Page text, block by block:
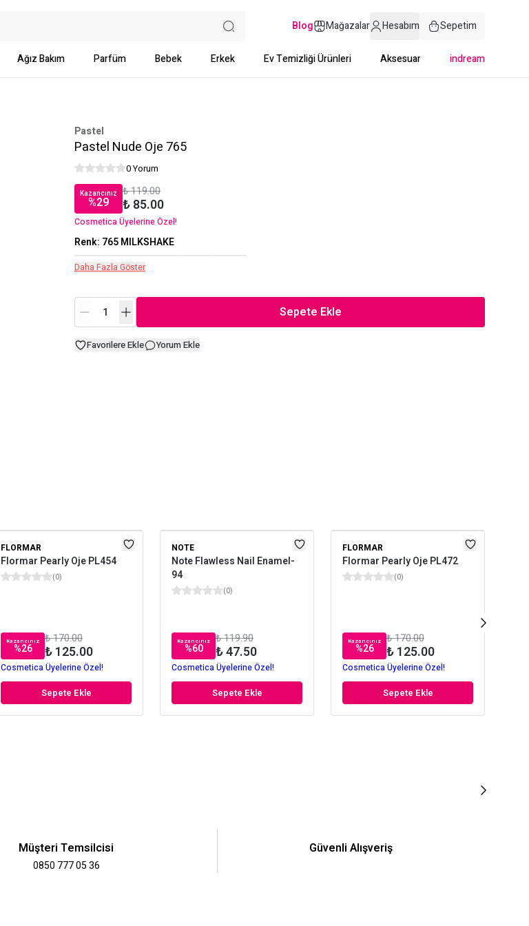
Blog Mağazalar Hesabım Sepetim
Ağız Bakım Parfüm Bebek Erkek Ev Temizliği Ürünleri Aksesuar indream
Pastel
Pastel Nude Oje 765
0 Yorum
Kazancınız
%29
₺ 119.00
₺ 85.00
Cosmetica Üyelerine Özel!
Renk: 765 MILKSHAKE
Daha Fazla Göster
Sepete Ekle
Favorilere Ekle Yorum Ekle
FLORMAR
Flormar Pearly Oje PL454
(0)
Kazancınız
%26
₺ 170.00
₺ 125.00
Cosmetica Üyelerine Özel!
Sepete Ekle
NOTE
Note Flawless Nail Enamel-
94
(0)
Kazancınız
%60
₺ 119.90
₺ 47.50
Cosmetica Üyelerine Özel!
Sepete Ekle
FLORMAR
Flormar Pearly Oje PL472
(0)
Kazancınız
%26
₺ 170.00
₺ 125.00
Cosmetica Üyelerine Özel!
Sepete Ekle
Müşteri Temsilcisi
0850 777 05 36
Güvenli Alışveriş